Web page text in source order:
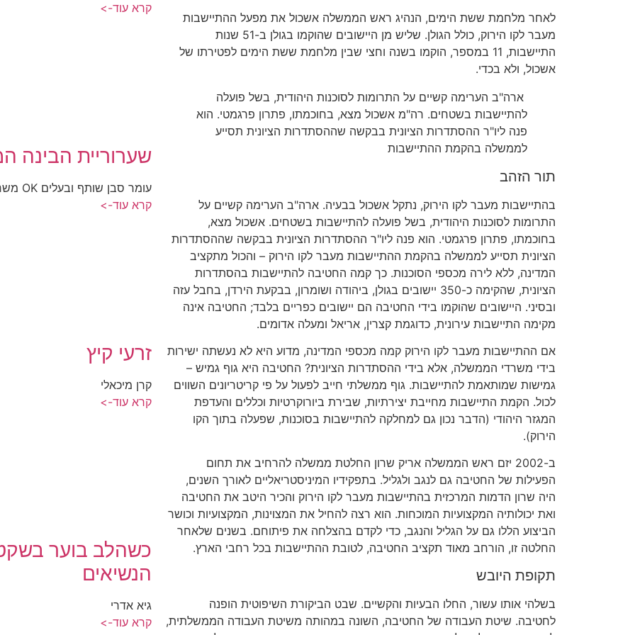
לאחר מלחמת ששת הימים, הנהיג ראש הממשלה אשכול את מפעל ההתיישבות
מעבר לקו הירוק, כולל הגולן. שליש מן היישובים שהוקמו בגולן ב-51 שנות
התיישבות, 11 במספר, הוקמו בשנה וחצי שבין מלחמת ששת הימים לפטירתו של
אשכול, ולא בכדי.
ארה"ב הערימה קשיים על התרומות לסוכנות היהודית, בשל פועלה
להתיישבות בשטחים. רה"מ אשכול מצא, בחוכמתו, פתרון פרגמטי. הוא
פנה ליו"ר ההסתדרות הציונית בבקשה שההסתדרות הציונית תסייע
לממשלה בהקמת ההתיישבות
תור הזהב
בהתיישבות מעבר לקו הירוק, נתקל אשכול בבעיה. ארה"ב הערימה קשיים על
התרומות לסוכנות היהודית, בשל פועלה להתיישבות בשטחים. אשכול מצא,
בחוכמתו, פתרון פרגמטי. הוא פנה ליו"ר ההסתדרות הציונית בבקשה שההסתדרות
הציונית תסייע לממשלה בהקמת ההתיישבות מעבר לקו הירוק – והכול מתקציב
המדינה, ללא לירה מכספי הסוכנות. כך קמה החטיבה להתיישבות בהסתדרות
הציונית, שהקימה כ-350 יישובים בגולן, ביהודה ושומרון, בבקעת הירדן, בחבל עזה
ובסיני. היישובים שהוקמו בידי החטיבה הם יישובים כפריים בלבד; החטיבה אינה
מקימה התיישבות עירונית, כדוגמת קצרין, אריאל ומעלה אדומים.
אם ההתיישבות מעבר לקו הירוק קמה מכספי המדינה, מדוע היא לא נעשתה ישירות
בידי משרדי הממשלה, אלא בידי ההסתדרות הציונית? החטיבה היא גוף גמיש –
גמישות שמותאמת להתיישבות. גוף ממשלתי חייב לפעול על פי קריטריונים השווים
לכול. הקמת התיישבות מחייבת יצירתיות, שבירת ביורוקרטיות וכללים והעדפת
המגזר היהודי (הדבר נכון גם למחלקה להתיישבות בסוכנות, שפעלה בתוך הקו
הירוק).
ב-2002 יזם ראש הממשלה אריק שרון החלטת ממשלה להרחיב את תחום
הפעילות של החטיבה גם לנגב ולגליל. בתפקידיו המיניסטריאליים לאורך השנים,
היה שרון הדמות המרכזית בהתיישבות מעבר לקו הירוק והכיר היטב את החטיבה
ואת יכולותיה המקצועיות המוכחות. הוא רצה להחיל את המצוינות, המקצועיות וכושר
הביצוע הללו גם על הגליל והנגב, כדי לקדם בהצלחה את פיתוחם. בשנים שלאחר
החלטה זו, הורחב מאוד תקציב החטיבה, לטובת ההתיישבות בכל רחבי הארץ.
תקופת היובש
בשלהי אותו עשור, החלו הבעיות והקשיים. שבט הביקורת השיפוטית הופנה
לחטיבה. שיטת העבודה של החטיבה, השונה במהותה משיטת העבודה הממשלתית,
קרא עוד->
שערוריית הבינה
עומר סבן שותף ובעלים OK משרד פרסום, קיבוץ כפר חרוב
קרא עוד->
זרעי קיץ
קרן מיכאלי
קרא עוד->
כשהלב בוער
הנשיאים
גיא אדרי
קרא עוד->